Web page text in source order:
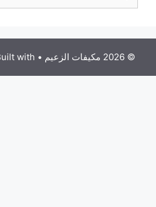
• Built with قالب GeneratePress